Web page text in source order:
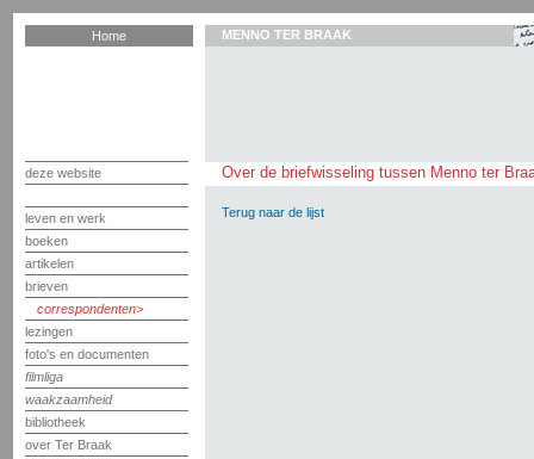
Home
deze website
leven en werk
boeken
artikelen
brieven
correspondenten
lezingen
foto's en documenten
filmliga
waakzaamheid
bibliotheek
over Ter Braak
MENNO TER BRAAK
Over de briefwisseling tussen Menno ter
Terug naar de lijst